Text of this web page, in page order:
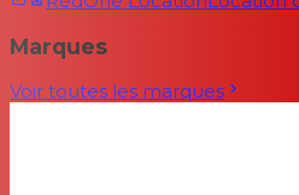
Marques
Voir toutes les marques